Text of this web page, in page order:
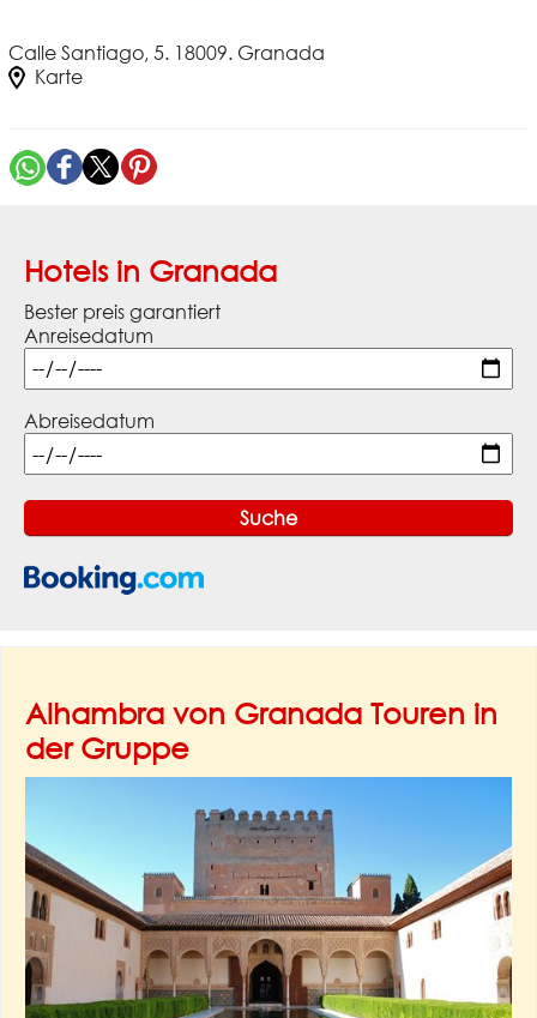
Calle Santiago, 5. 18009. Granada
Karte
Hotels in Granada
Bester preis garantiert
Anreisedatum
Abreisedatum
Alhambra von Granada Touren in
der Gruppe